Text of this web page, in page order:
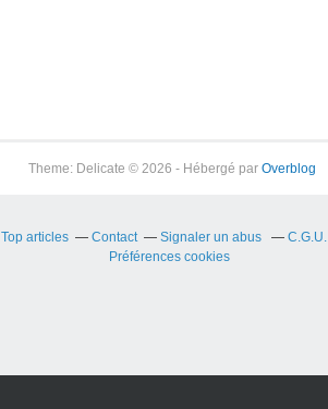
Theme: Delicate © 2026 - Hébergé par Overblog
Top articles Contact Signaler un abus C.G.U.
Préférences cookies